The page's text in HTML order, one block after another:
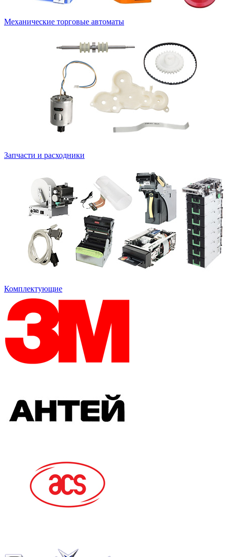
Механические торговые автоматы
Запчасти и расходники
Комплектующие